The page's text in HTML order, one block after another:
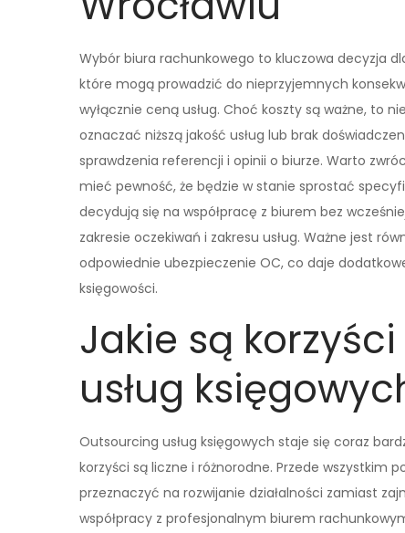
Wybór biura rachunkowego to kluczowa decyzja
które mogą prowadzić do nieprzyjemnych
wyłącznie ceną usług. Choć koszty są ważne, to
oznaczać niższą jakość usług lub brak
sprawdzenia referencji i opinii o biurze. Warto
mieć pewność, że będzie w stanie sprostać
decydują się na współpracę z biurem bez
zakresie oczekiwań i zakresu usług. Ważne jest
odpowiednie ubezpieczenie OC, co daje
księgowości.
Jakie są
usług
Outsourcing usług księgowych staje się coraz
korzyści są liczne i różnorodne. Przede wszystkim
przeznaczyć na rozwijanie działalności zamiast
współpracy z profesjonalnym biurem